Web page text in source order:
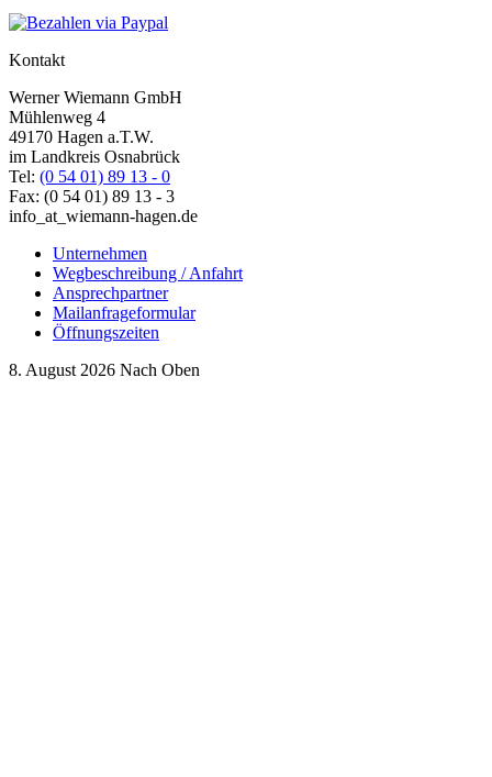
Kontakt
Werner Wiemann GmbH
Mühlenweg 4
49170 Hagen a.T.W.
im Landkreis Osnabrück
Tel: (0 54 01) 89 13 - 0
Fax: (0 54 01) 89 13 - 3
info _at_ wiemann-hagen.de
Unternehmen
Wegbeschreibung / Anfahrt
Ansprechpartner
Mailanfrageformular
Öffnungszeiten
8. August 2026 Nach Oben